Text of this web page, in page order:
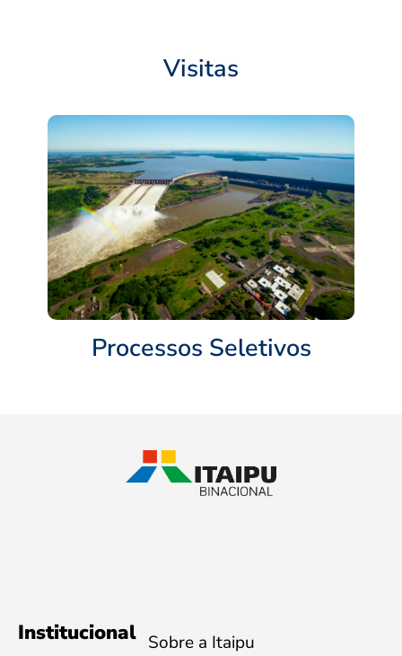
Visitas
Processos Seletivos
Institucional Sobre a Itaipu